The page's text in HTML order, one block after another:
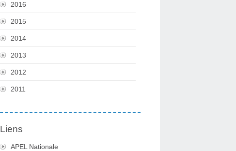
2016
2015
2014
2013
2012
2011
Liens
APEL Nationale